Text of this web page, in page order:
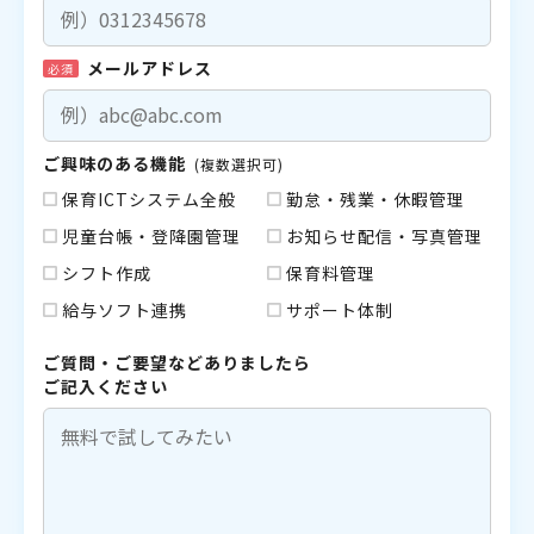
必須 メールアドレス
ご興味のある機能 (複数選択可)
保育ICTシステム全般
勤怠・残業・休暇管理
児童台帳・登降園管理
お知らせ配信・写真管理
シフト作成
保育料管理
給与ソフト連携
サポート体制
ご質問・ご要望などありましたら
ご記入ください